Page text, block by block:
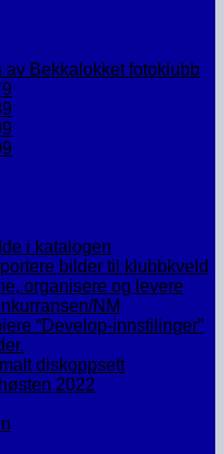
av Bekkalokket fotoklubb
i katalogen
bilder til klubbkveld
organisere og levere
NM
“Develop-innstilinger”
diskoppsett
2022